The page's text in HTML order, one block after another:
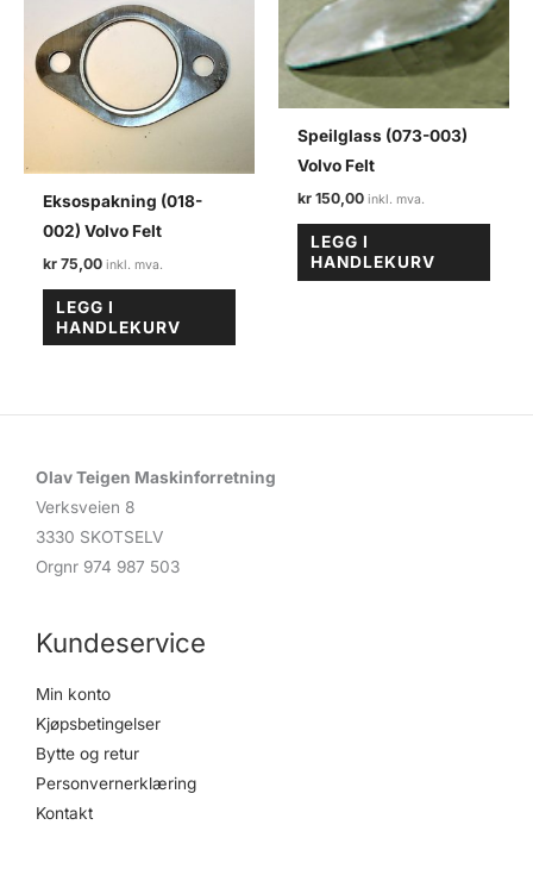
Eksospakning (018-
002) Volvo Felt
kr 75,00
LEGG I
HANDLEKURV
Speilglass (073-003)
Volvo Felt
kr 150,00
LEGG I
HANDLEKURV
Olav Teigen Maskinforretning
Verksveien 8
3330 SKOTSELV
Orgnr 974 987 503
Kundeservice
Min konto
Kjøpsbetingelser
Bytte og retur
Personvernerklæring
Kontakt